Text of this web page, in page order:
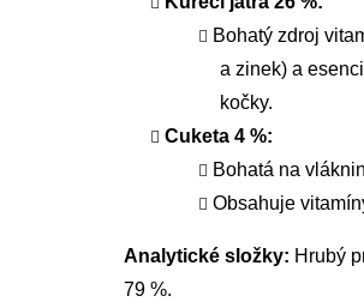
Bohatý zdroj
a zinek) a
kočky.
Cuketa 4 %:
Bohatá na
Obsahuje
Analytické složky: Hrubý
79 %.